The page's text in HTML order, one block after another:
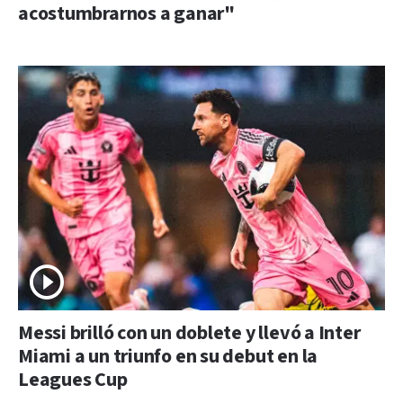
acostumbrarnos a ganar"
Messi brilló con un doblete y llevó a Inter
Miami a un triunfo en su debut en la
Leagues Cup